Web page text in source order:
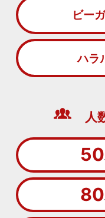
ビー
ハラ
人
50
80